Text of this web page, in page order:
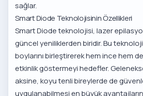
sağlar.
Smart Diode Teknolojisinin Özellikleri
Smart Diode teknolojisi, lazer
güncel yeniliklerden biridir. Bu
boylarını birleştirerek hem ince hem
etkinlik göstermeyi hedefler.
aksine, koyu tenli bireylerde de
uygulanabilmesi en büyük